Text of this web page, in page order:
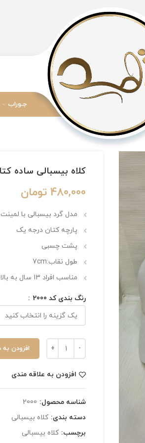
جـوراب
کلاه بیسبالی ساده
480,000 تومان
مدل گرد بیسبالی با لمینت
پارچه کتان درجه یک
پشت چسبی
طول نقاب:7cm
مناسب افراد 13 سال به بالا
رنگ بندی کد 2000
افزودن
افزودن به علاقه مندی
شناسه محصول: 2000
دسته بندی: کلاه بیسبالی
برچسب: کلاه بیسبالی